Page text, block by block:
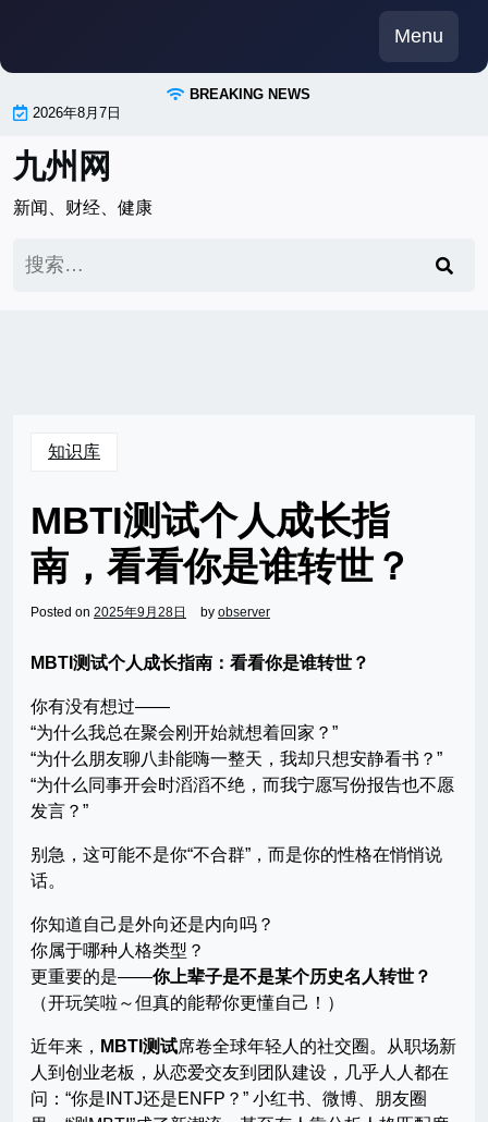
content
Menu
BREAKING NEWS
2026年8月7日
九州网
新闻、财经、健康
索：
知识库
MBTI测试个人成长指
南，看看你是谁转世？
Posted on 2025年9月28日 by observer
MBTI测试个人成长指南：看看你是谁转世？
你有没有想过——
“为什么我总在聚会刚开始就想着回家？”
“为什么朋友聊八卦能嗨一整天，我却只想安静看书？”
“为什么同事开会时滔滔不绝，而我宁愿写份报告也不愿
发言？”
别急，这可能不是你“不合群”，而是你的性格在悄悄说
话。
你知道自己是外向还是内向吗？
你属于哪种人格类型？
更重要的是——你上辈子是不是某个历史名人转世？
（开玩笑啦～但真的能帮你更懂自己！）
近年来， MBTI测试席卷全球年轻人的社交圈。从职场新
人到创业老板，从恋爱交友到团队建设，几乎人人都在
问：“你是INTJ还是ENFP？” 小红书、微博、朋友圈